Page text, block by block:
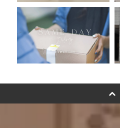
卓上バルーンオーダーメイド
ムーンリットバルーンについて
その他オーダーメイド
バルーンフラワーブーケについて